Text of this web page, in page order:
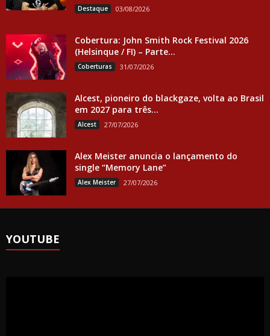
Destaque 03/08/2026
Cobertura: John Smith Rock Festival 2026
(Helsinque / FI) – Parte...
Coberturas 31/07/2026
Alcest, pioneiro do blackgaze, volta ao Brasil
em 2027 para três...
Alcest 27/07/2026
Alex Meister anuncia o lançamento do
single “Memory Lane”
Alex Meister 27/07/2026
YOUTUBE